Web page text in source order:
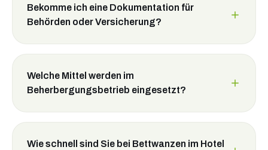
Bekomme ich eine Dokumentation für
Behörden oder Versicherung?
Welche Mittel werden im
Beherbergungsbetrieb eingesetzt?
Wie schnell sind Sie bei Bettwanzen im Hotel